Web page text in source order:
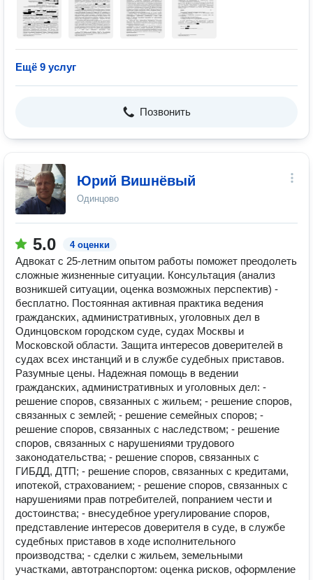
Ещё 9 услуг
Позвонить
Юрий Вишнёвый
Одинцово
5.0 4 оценки
Адвокат с 25-летним опытом работы поможет преодолеть
сложные жизненные ситуации. Консультация (анализ
возникшей ситуации, оценка возможных перспектив) -
бесплатно. Постоянная активная практика ведения
гражданских, административных, уголовных дел в
Одинцовском городском суде, судах Москвы и
Московской области. Защита интересов доверителей в
судах всех инстанций и в службе судебных приставов.
Разумные цены. Надежная помощь в ведении
гражданских, административных и уголовных дел: -
решение споров, связанных с жильем; - решение споров,
связанных с землей; - решение семейных споров; -
решение споров, связанных с наследством; - решение
споров, связанных с нарушениями трудового
законодательства; - решение споров, связанных с
ГИБДД, ДТП; - решение споров, связанных с кредитами,
ипотекой, страхованием; - решение споров, связанных с
нарушениями прав потребителей, попранием чести и
достоинства; - внесудебное урегулирование споров,
представление интересов доверителя в суде, в службе
судебных приставов в ходе исполнительного
производства; - сделки с жильем, земельными
участками, автотранспортом: оценка рисков, оформление